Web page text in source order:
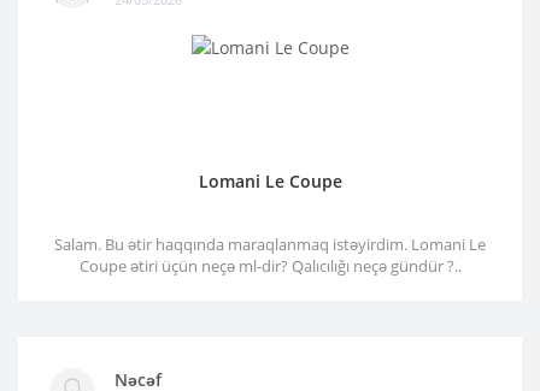
Lomani Le Coupe
Salam. Bu ətir haqqında maraqlanmaq istəyirdim. Lomani Le
Coupe ətiri üçün neçə ml-dir? Qalıcılığı neçə gündür ?..
Nəcəf